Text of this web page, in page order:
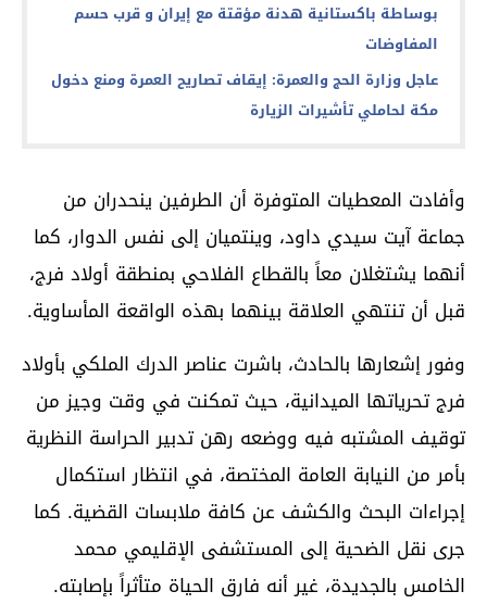
بوساطة باكستانية هدنة مؤقتة مع إيران و قرب حسم
المفاوضات
عاجل وزارة الحج والعمرة: إيقاف تصاريح العمرة ومنع دخول
مكة لحاملي تأشيرات الزيارة
وأفادت المعطيات المتوفرة أن الطرفين ينحدران من
جماعة آيت سيدي داود، وينتميان إلى نفس الدوار، كما
أنهما يشتغلان معاً بالقطاع الفلاحي بمنطقة أولاد فرج،
قبل أن تنتهي العلاقة بينهما بهذه الواقعة المأساوية.
وفور إشعارها بالحادث، باشرت عناصر الدرك الملكي بأولاد
فرج تحرياتها الميدانية، حيث تمكنت في وقت وجيز من
توقيف المشتبه فيه ووضعه رهن تدبير الحراسة النظرية
بأمر من النيابة العامة المختصة، في انتظار استكمال
إجراءات البحث والكشف عن كافة ملابسات القضية. كما
جرى نقل الضحية إلى المستشفى الإقليمي محمد
الخامس بالجديدة، غير أنه فارق الحياة متأثراً بإصابته.